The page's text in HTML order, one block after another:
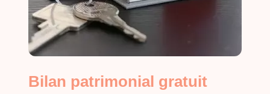
Bilan patrimonial gratuit